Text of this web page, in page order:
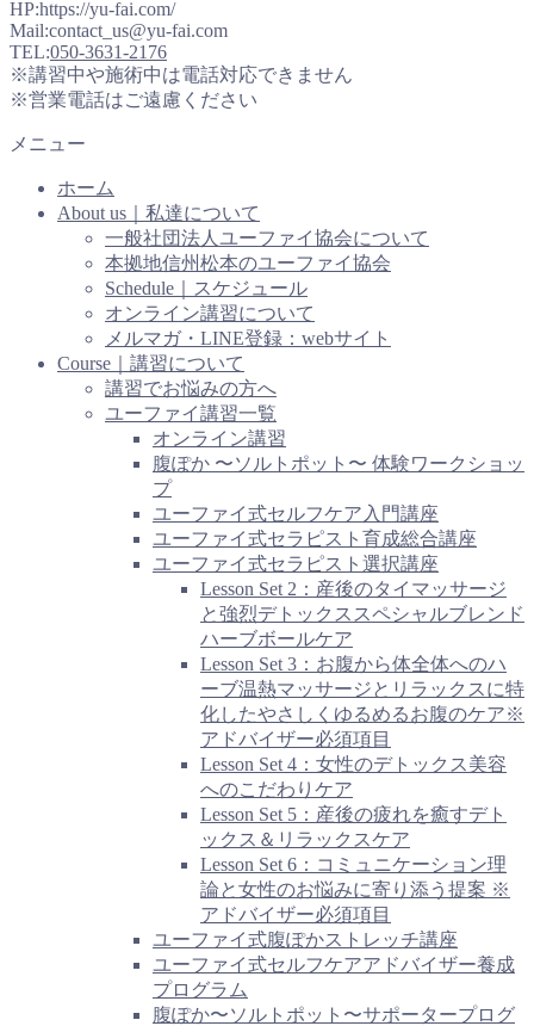
HP:https://yu-fai.com/
Mail:contact_us@yu-fai.com
TEL:050-3631-2176
※講習中や施術中は電話対応できません
※営業電話はご遠慮ください
メニュー
ホーム
About us｜私達について
一般社団法人ユーファイ協会について
本拠地信州松本のユーファイ協会
Schedule｜スケジュール
オンライン講習について
メルマガ・LINE登録：webサイト
Course｜講習について
講習でお悩みの方へ
ユーファイ講習一覧
オンライン講習
腹ぽか 〜ソルトポット〜 体験ワークショッ
プ
ユーファイ式セルフケア入門講座
ユーファイ式セラピスト育成総合講座
ユーファイ式セラピスト選択講座
Lesson Set 2：産後のタイマッサージ
と強烈デトックススペシャルブレンド
ハーブボールケア
Lesson Set 3：お腹から体全体へのハ
ーブ温熱マッサージとリラックスに特
化したやさしくゆるめるお腹のケア※
アドバイザー必須項目
Lesson Set 4：女性のデトックス美容
へのこだわりケア
Lesson Set 5：産後の疲れを癒すデト
ックス＆リラックスケア
Lesson Set 6：コミュニケーション理
論と女性のお悩みに寄り添う提案 ※
アドバイザー必須項目
ユーファイ式腹ぽかストレッチ講座
ユーファイ式セルフケアアドバイザー養成
プログラム
腹ぽか〜ソルトポット〜サポータープログ